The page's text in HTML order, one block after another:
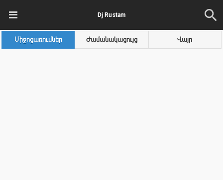
Dj Rustam
Միջոցառումներ Ժամանակացույց Վայր